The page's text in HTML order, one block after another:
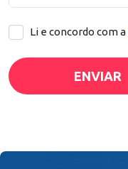
Li e concordo com a